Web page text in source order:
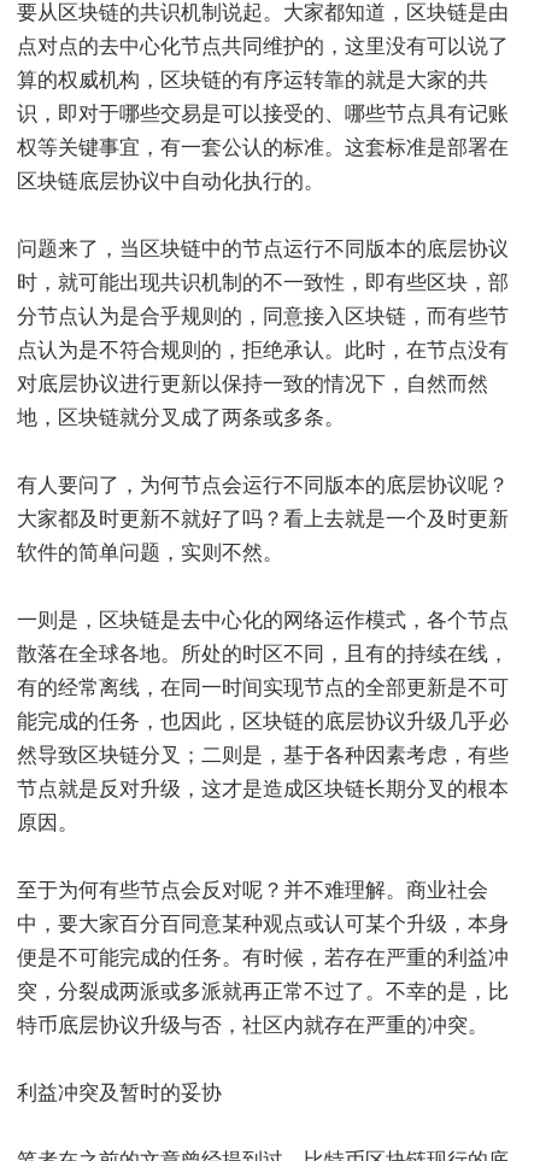
要从区块链的共识机制说起。大家都知道，区块链是由
点对点的去中心化节点共同维护的，这里没有可以说了
算的权威机构，区块链的有序运转靠的就是大家的共
识，即对于哪些交易是可以接受的、哪些节点具有记账
权等关键事宜，有一套公认的标准。这套标准是部署在
区块链底层协议中自动化执行的。
问题来了，当区块链中的节点运行不同版本的底层协议
时，就可能出现共识机制的不一致性，即有些区块，部
分节点认为是合乎规则的，同意接入区块链，而有些节
点认为是不符合规则的，拒绝承认。此时，在节点没有
对底层协议进行更新以保持一致的情况下，自然而然
地，区块链就分叉成了两条或多条。
有人要问了，为何节点会运行不同版本的底层协议呢？
大家都及时更新不就好了吗？看上去就是一个及时更新
软件的简单问题，实则不然。
一则是，区块链是去中心化的网络运作模式，各个节点
散落在全球各地。所处的时区不同，且有的持续在线，
有的经常离线，在同一时间实现节点的全部更新是不可
能完成的任务，也因此，区块链的底层协议升级几乎必
然导致区块链分叉；二则是，基于各种因素考虑，有些
节点就是反对升级，这才是造成区块链长期分叉的根本
原因。
至于为何有些节点会反对呢？并不难理解。商业社会
中，要大家百分百同意某种观点或认可某个升级，本身
便是不可能完成的任务。有时候，若存在严重的利益冲
突，分裂成两派或多派就再正常不过了。不幸的是，比
特币底层协议升级与否，社区内就存在严重的冲突。
利益冲突及暂时的妥协